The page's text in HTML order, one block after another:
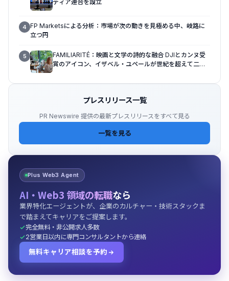
ディア連合を設立
4 FP Marketsによる分析：市場が次の動きを見極める中、岐路に
立つ円
5
FAMILIARITÉ：映画と文学の詩的な融合 DJIとカンヌ受
賞のアイコン、イザベル・ユペールが世紀を超えて二人
影
プレスリリース一覧
PR Newswire 提供の最新プレスリリースをすべて見る
一覧を見る
Plus Web3 Agent
AI・Web3 領域の転職なら
業界特化エージェントが、企業のカルチャー・技術スタックま
で踏まえてキャリアをご提案します。
完全無料・非公開求人多数
2営業日以内に専門コンサルタントから連絡
無料キャリア相談を予約